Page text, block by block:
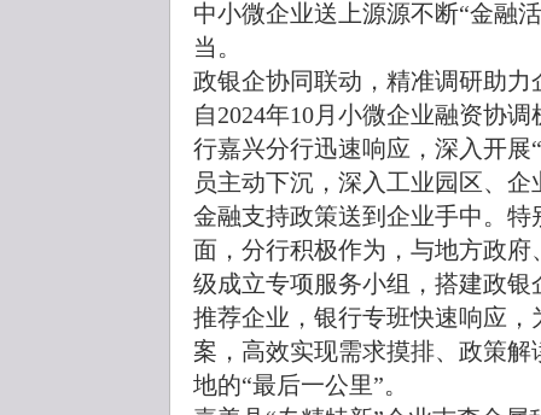
中小微企业送上源源不断“金融
当。
政银企协同联动，精准调研助力
自2024年10月小微企业融资协
行嘉兴分行迅速响应，深入开
员主动下沉，深入工业园区、
金融支持政策送到企业手中。
面，分行积极作为，与地方政
级成立专项服务小组，搭建政
推荐企业，银行专班快速响应
案，高效实现需求摸排、政策
地的“最后一公里”。